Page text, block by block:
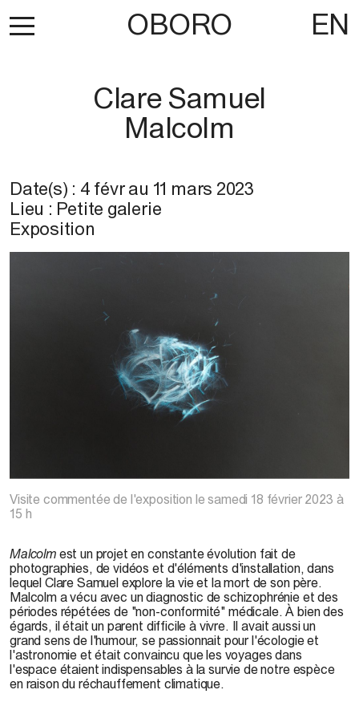
OBORO EN
Clare Samuel
Malcolm
Date(s) : 4 févrau 11 mars 2023
Lieu : Petite galerie
Exposition
Visite commentée de l'exposition le samedi 18 février 2023 à
15 h
Malcolmest un projet en constante évolution fait de
photographies, de vidéos et d'éléments d'installation, dans
lequel Clare Samuel explore la vie et la mort de son père.
Malcolm a vécu avec un diagnostic de schizophrénie et des
périodes répétées de "non-conformité" médicale. À bien des
égards, il était un parent difficile à vivre. Il avait aussi un
grand sens de l'humour, se passionnait pour l'écologie et
l'astronomie et était convaincu que les voyages dans
l'espace étaient indispensables à la survie de notre espèce
en raison du réchauffement climatique.